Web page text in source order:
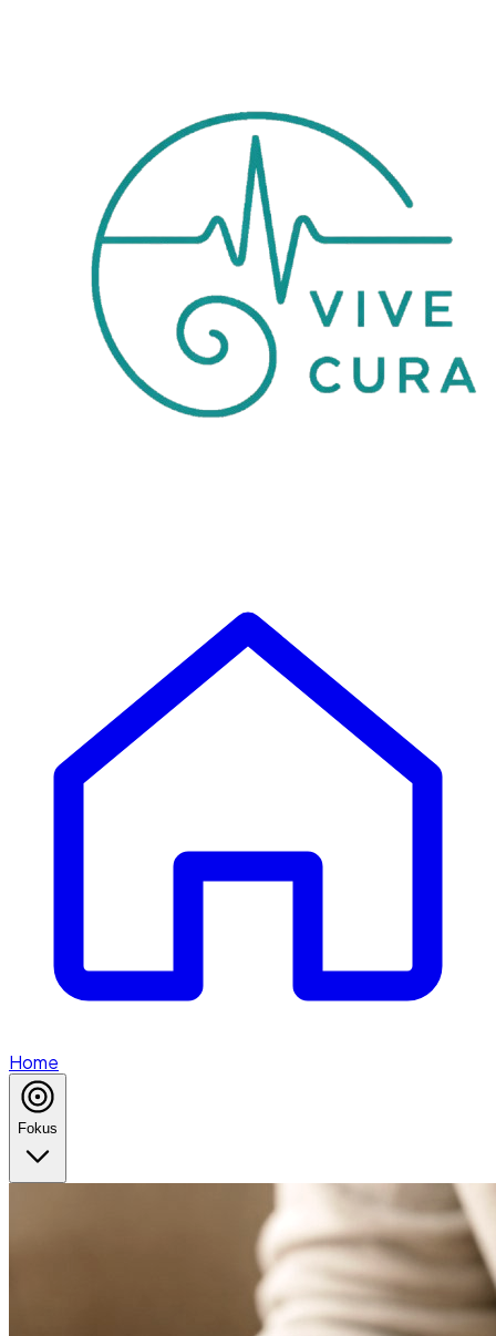
Home
Fokus